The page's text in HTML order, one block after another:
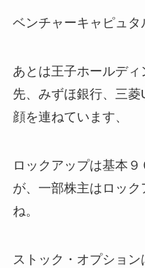
ベンチャーキャピュタ
あとは王子ホールディ
先、みずほ銀行、三
顔を連ねています、
ロックアップは基本
が、一部株主はロッ
ね。
ストック・オプショ